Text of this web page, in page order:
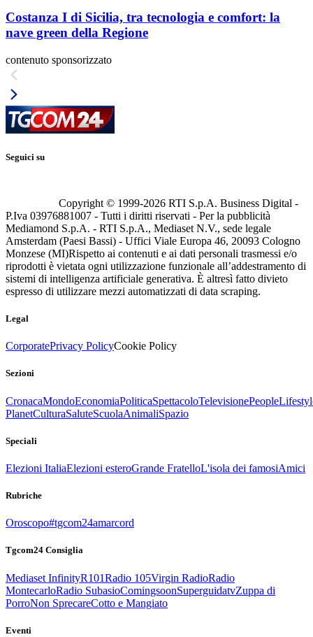
Costanza I di Sicilia, tra tecnologia e comfort: la
nave green della Regione
contenuto sponsorizzato
Seguici su
Copyright © 1999-2026 RTI S.p.A. Business Digital -
P.Iva 03976881007 - Tutti i diritti riservati - Per la pubblicità
Mediamond S.p.A. - RTI S.p.A., Mediaset N.V., sede legale
Amsterdam (Paesi Bassi) - Uffici Viale Europa 46, 20093 Cologno
Monzese (MI)Rispetto ai contenuti e ai dati personali trasmessi e/o
riprodotti è vietata ogni utilizzazione funzionale all’addestramento di
sistemi di intelligenza artificiale generativa. È altresì fatto divieto
espresso di utilizzare mezzi automatizzati di data scraping.
Legal
CorporatePrivacy PolicyCookie Policy
Sezioni
CronacaMondoEconomiaPoliticaSpettacoloTelevisionePeople
PlanetCulturaSaluteScuolaAnimaliSpazio
Speciali
Elezioni ItaliaElezioni esteroGrande FratelloL'isola dei famosiAmici
Rubriche
Oroscopo#tgcom24amarcord
Tgcom24 Consiglia
Mediaset InfinityR101Radio 105Virgin RadioRadio
MontecarloRadio SubasioComingsoonSuperguidatvZuppa di
PorroNon SprecareCotto e Mangiato
Eventi